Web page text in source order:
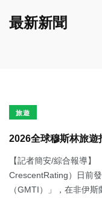
最新新聞
旅遊
2026全球穆斯林旅遊
【記者簡安/綜合報導
CrescentRating）日前
（GMTI）」，在非伊